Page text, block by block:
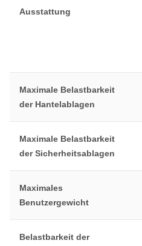
Ausstattung
Maximale Belastbarkeit
der Hantelablagen
Maximale Belastbarkeit
der Sicherheitsablagen
Maximales
Benutzergewicht
Belastbarkeit der